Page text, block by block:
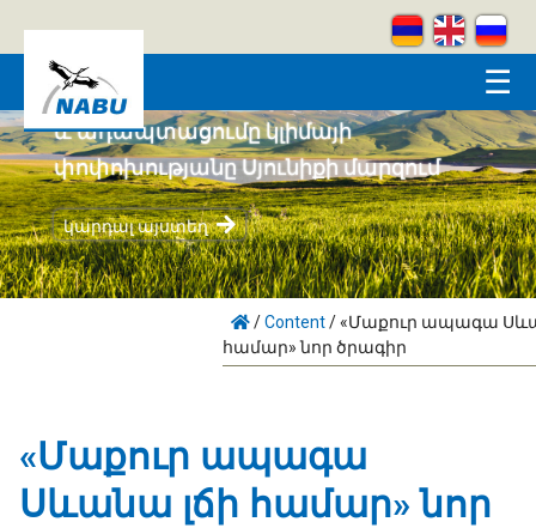
☰
Համայնքահեն բնապահպանությունը
և ադապտացումը կլիմայի
փոփոխությանը Սյունիքի մարզում
կարդալ այստեղ
/Content/«Մաքուր ապագա
համար» նոր ծրագիր
«Մաքուր ապագա
Սևանա լճի համար» նոր